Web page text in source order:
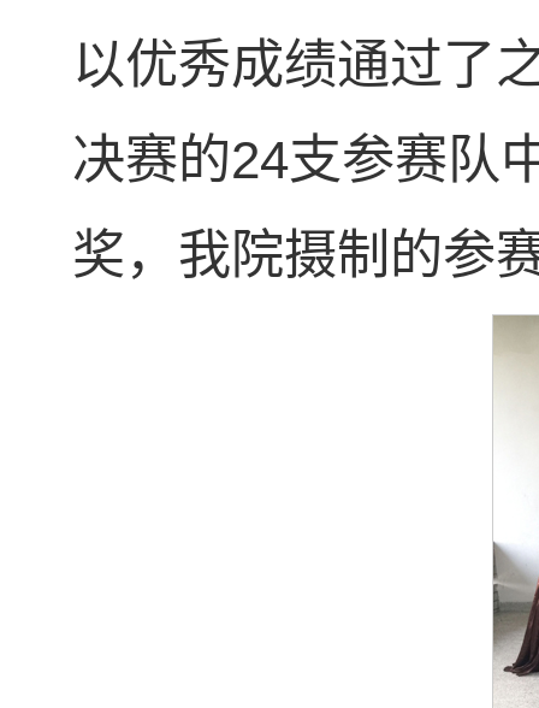
以优秀成绩通过了
决赛的24支参赛队
奖，我院摄制的参